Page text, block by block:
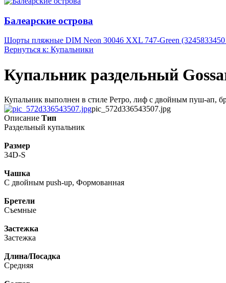
Балеарские острова
Шорты пляжные DIM Neon 30046 XXL 747-Green
Вернуться к: Купальники
Купальник раздельный
Купальник выполнен в стиле Ретро, лиф с двойным пуш-ап,
pic_572d336543507.jpg
Описание Тип
Раздельный купальник
Размер
34D-S
Чашка
С двойным push-up, Формованная
Бретели
Съемные
Застежка
Застежка
Длина/Посадка
Средняя